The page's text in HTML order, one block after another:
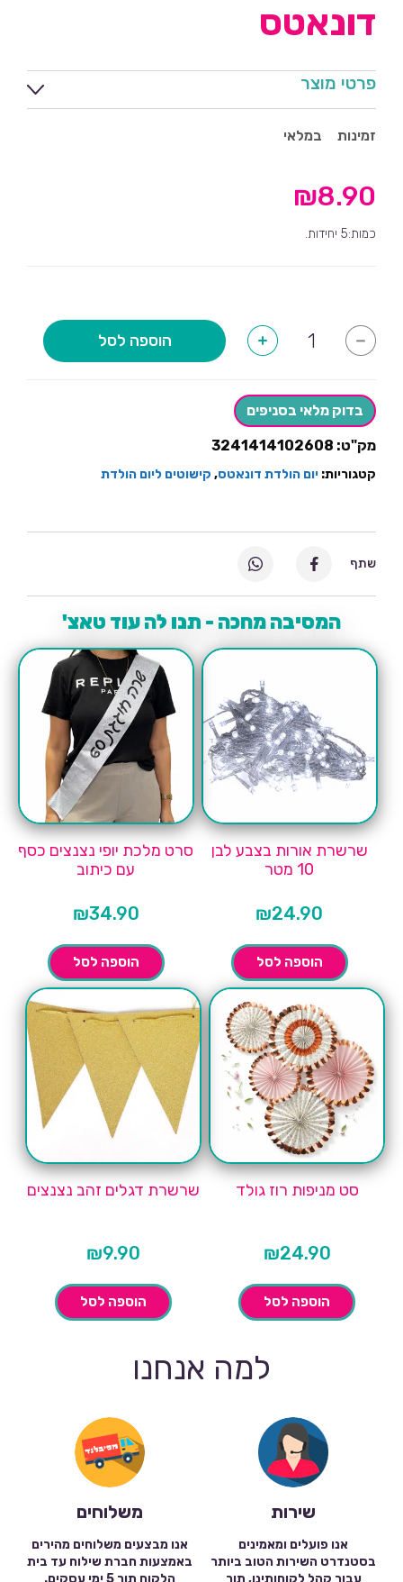
דונאטס
פרטי מוצר
זמינות במלאי
₪8.90
כמות:5 יחידות.
-
של
דונאטס
+ הוספה לסל
בדוק מלאי בסניפים
מק"ט: 3241414102608
קטגוריות: יום הולדת דונאטס, קישוטים ליום הולדת
המסיבה מחכה - תנו לה עוד טאצ'
שרשרת אורות בצבע לבן
10 מטר
₪24.90
הוספה לסל
סרט מלכת יופי נצנצים כסף
עם כיתוב
₪34.90
הוספה לסל
סט מניפות רוז גולד
₪24.90
הוספה לסל
שרשרת דגלים זהב נצנצים
₪9.90
הוספה לסל
שתף
למה אנחנו
שירות
אנו פועלים ומאמינים
בסטנדרט השירות הטוב ביותר
משלוחים
אנו מבצעים משלוחים מהירים
באמצעות חברת שילוח עד בית